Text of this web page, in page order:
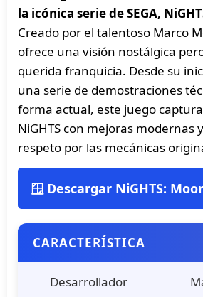
la icónica serie de SEGA,
Creado por el talentoso Marco
ofrece una visión nostálgica
querida franquicia. Desde su
una serie de demostraciones
forma actual, este juego
NiGHTS con mejoras modernas
respeto por las mecánicas
🪟 Descargar NiGHTS:
CARACTERÍSTICA
Desarrollador